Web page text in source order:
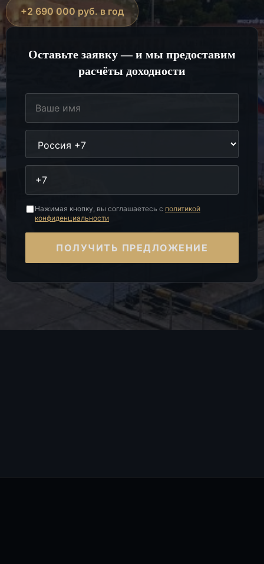
+2 690 000 руб. в год
Оставьте заявку — и мы предоставим
расчёты доходности
Нажимая кнопку, вы соглашаетесь с политикой
конфиденциальности
ПОЛУЧИТЬ ПРЕДЛОЖЕНИЕ